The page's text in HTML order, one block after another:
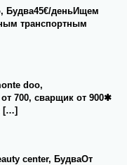
Будва45€/деньИщем
транспортным
doo,
700, сварщик от 900✱
[…]
center, БудваОт